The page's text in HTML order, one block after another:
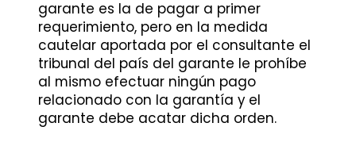
garante es la de pagar a primer
requerimiento, pero en la medida
cautelar aportada por el consultante el
tribunal del país del garante le prohíbe
al mismo efectuar ningún pago
relacionado con la garantía y el
garante debe acatar dicha orden.